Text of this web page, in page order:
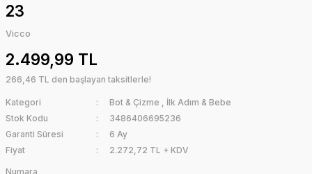
23
Vicco
2.499,99 TL
266,46 TL den başlayan taksitlerle!
Kategori Bot & Çizme , İlk Adım & Bebe
Stok Kodu
3486406695236
Garanti Süresi
6 Ay
Fiyat
2.272,72 TL + KDV
Numara